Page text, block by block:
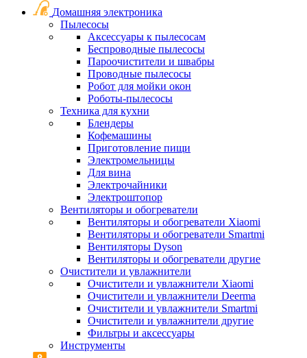
Домашняя электроника
Пылесосы
Аксессуары к пылесосам
Беспроводные пылесосы
Пароочистители и швабры
Проводные пылесосы
Робот для мойки окон
Роботы-пылесосы
Техника для кухни
Блендеры
Кофемашины
Приготовление пищи
Электромельницы
Для вина
Электрочайники
Электроштопор
Вентиляторы и обогреватели
Вентиляторы и обогреватели Xiaomi
Вентиляторы и обогреватели Smartmi
Вентиляторы Dyson
Вентиляторы и обогреватели другие
Очистители и увлажнители
Очистители и увлажнители Xiaomi
Очистители и увлажнители Deerma
Очистители и увлажнители Smartmi
Очистители и увлажнители другие
Фильтры и аксессуары
Инструменты